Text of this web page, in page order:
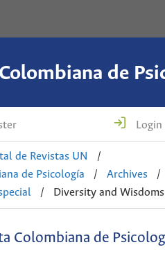
de
Login
de Revistas UN
/
de Psicología
/ Archives
/
/ Diversity and Wisdoms
Colombiana de